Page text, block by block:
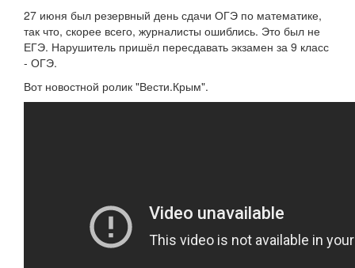
27 июня был резервный день сдачи ОГЭ по математике,
так что, скорее всего, журналисты ошиблись. Это был не
ЕГЭ. Нарушитель пришёл пересдавать экзамен за 9 класс
- ОГЭ.
Вот новостной ролик "Вести.Крым".